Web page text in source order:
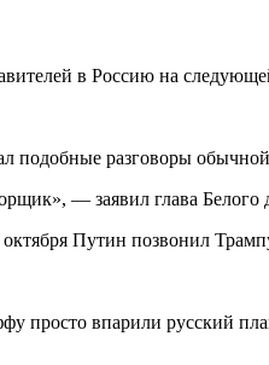
в Россию на
подобные разговоры
— заявил глава Белого
Путин позвонил
просто впарили русский